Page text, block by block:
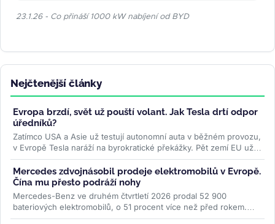
23.1.26 - Co přináší 1000 kW nabíjení od BYD
Nejčtenější články
Evropa brzdí, svět už pouští volant. Jak Tesla drtí odpor
úředníků?
Zatímco USA a Asie už testují autonomní auta v běžném provozu,
v Evropě Tesla naráží na byrokratické překážky. Pět zemí EU už
ale...>>
Mercedes zdvojnásobil prodeje elektromobilů v Evropě.
Čína mu přesto podráží nohy
Mercedes-Benz ve druhém čtvrtletí 2026 prodal 52 900
bateriových elektromobilů, o 51 procent více než před rokem.
Evropa rostla o 87 procent...>>